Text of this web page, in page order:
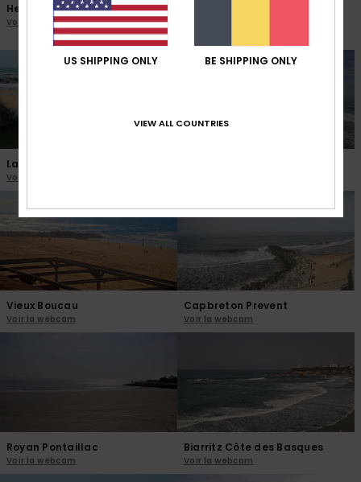
Hendaye Plage Jumeaux
Voir la webcam
La Hague Siouville
Voir la webcam
Vieux Boucau
Voir la webcam
Capbreton Prevent
Voir la webcam
Royan Pontaillac
Voir la webcam
Biarritz Côte des Basques
Voir la webcam
US SHIPPING ONLY BE SHIPPING ONLY
VIEW ALL COUNTRIES